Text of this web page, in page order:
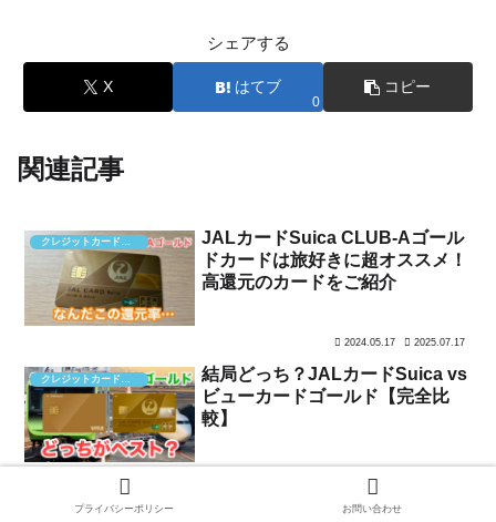
シェアする
X はてブ
0
コピー
関連記事
クレジットカード・ポイント
JALカードSuica CLUB-Aゴール
ドカードは旅好きに超オススメ！
高還元のカードをご紹介
2024.05.17 2025.07.17
結局どっち？JALカードSuica vs
ビューカードゴールド【完全比
較】
ダイナミックレールパックの魅力
プライバシーポリシー お問い合わせ